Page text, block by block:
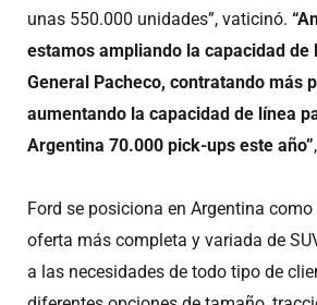
unas 550.000 unidades”, vaticinó.
estamos ampliando la capacidad de
General Pacheco, contratando más
aumentando la capacidad de línea
Argentina 70.000 pick-ups este año”
Ford se posiciona en Argentina
oferta más completa y variada de
a las necesidades de todo tipo de